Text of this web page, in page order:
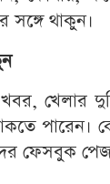
থাকুন।
খেলার
পারেন।
ফেসবুক